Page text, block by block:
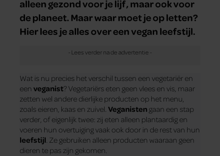
alleen gezond voor je lijf, maar ook voor
de planeet. Maar waar moet je op letten?
Hier lees je alles over een vegan leefstijl.
Wat is nu precies het verschil tussen een vegetariër en
een veganist? Vegetariërs eten geen vlees en vis, maar
zetten wel andere dierlijke producten op het menu,
zoals eieren, kaas en zuivel. Veganisten gaan een stap
verder, of eigenlijk twee: zij eten alleen plantaardig en
voeren hun overtuiging vaak ook door in de rest van hun
leefstijl. Ze gebruiken alleen producten waaraan geen
dieren te pas zijn gekomen.